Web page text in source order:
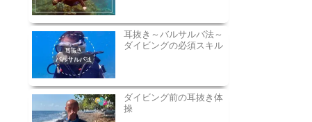
耳抜き～バルサルバ法～
ダイビングの必須スキル
ダイビング前の耳抜き体
操